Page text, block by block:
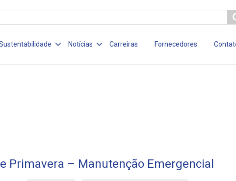
Notícias Carreiras Fornecedores
Primavera – Manutenção Emergencial